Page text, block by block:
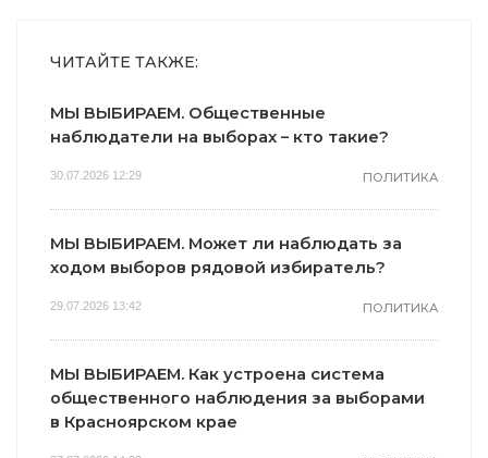
ЧИТАЙТЕ ТАКЖЕ:
МЫ ВЫБИРАЕМ. Общественные
наблюдатели на выборах – кто такие?
30.07.2026 12:29 ПОЛИТИКА
МЫ ВЫБИРАЕМ. Может ли наблюдать за
ходом выборов рядовой избиратель?
29.07.2026 13:42 ПОЛИТИКА
МЫ ВЫБИРАЕМ. Как устроена система
общественного наблюдения за выборами
в Красноярском крае